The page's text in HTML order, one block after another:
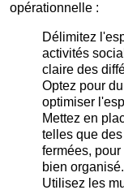
opérationnelle :
Délimitez
activités
claire des
Optez pour
optimiser
Mettez en
telles que
fermées,
bien organisé.
Utilisez les